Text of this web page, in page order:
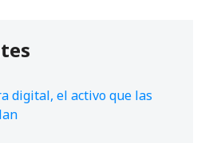
digital, el activo que las